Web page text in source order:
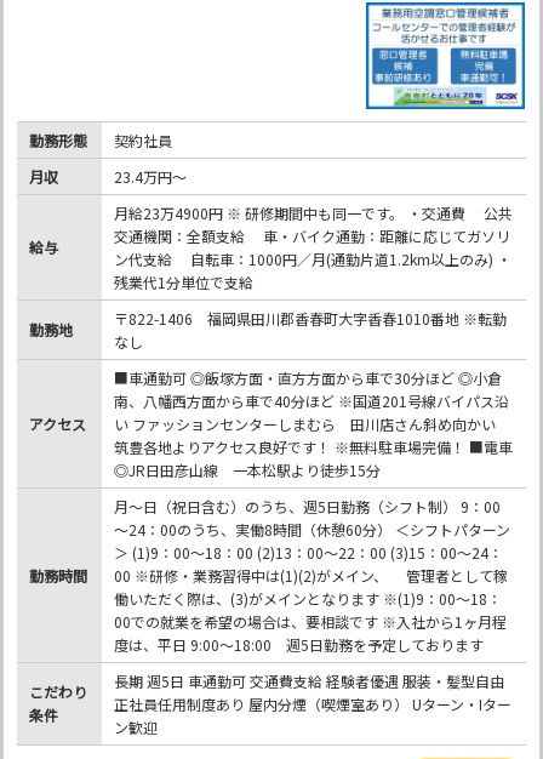
勤務形態
契約社員
月収
23.4万円～
給与
月給23万4900円 ※ 研修期間中も同一です。 ・交通費 公共
交通機関：全額支給 車・バイク通勤：距離に応じてガソリ
ン代支給 自転車：1000円／月(通勤片道1.2km以上のみ) ・
残業代1分単位で支給
勤務地
〒822-1406 福岡県田川郡香春町大字香春1010番地 ※転勤
なし
アクセス
■車通勤可 ◎飯塚方面・直方方面から車で30分ほど ◎小倉
南、八幡西方面から車で40分ほど ※国道201号線バイパス沿
い ファッションセンターしまむら 田川店さん斜め向かい
筑豊各地よりアクセス良好です！ ※無料駐車場完備！ ■電車
◎JR日田彦山線 一本松駅より徒歩15分
勤務時間
月～日（祝日含む）のうち、週5日勤務（シフト制） 9：00
～24：00のうち、実働8時間（休憩60分） ＜シフトパターン
＞ (1)9：00～18：00 (2)13：00～22：00 (3)15：00～24：
00 ※研修・業務習得中は(1)(2)がメイン、 管理者として稼
働いただく際は、(3)がメインとなります ※(1)9：00～18：
00での就業を希望の場合は、要相談です ※入社から1ヶ月程
度は、平日 9:00～18:00 週5日勤務を予定しております
こだわり
条件
長期 週5日 車通勤可 交通費支給 経験者優遇 服装・髪型自由
正社員任用制度あり 屋内分煙（喫煙室あり） Uターン・Iター
ン歓迎